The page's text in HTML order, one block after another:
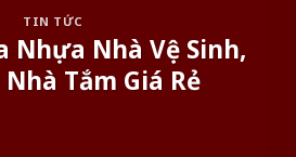
TIN TỨC
Nhựa Nhà Vệ Sinh,
Tắm Giá Rẻ